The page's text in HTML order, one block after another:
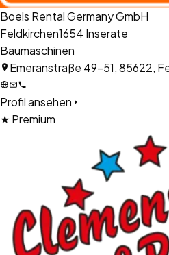
Boels Rental Germany GmbH
Feldkirchen1654 Inserate
Baumaschinen
Emeranstraße 49-51, 85622,
Profil ansehen
★ Premium